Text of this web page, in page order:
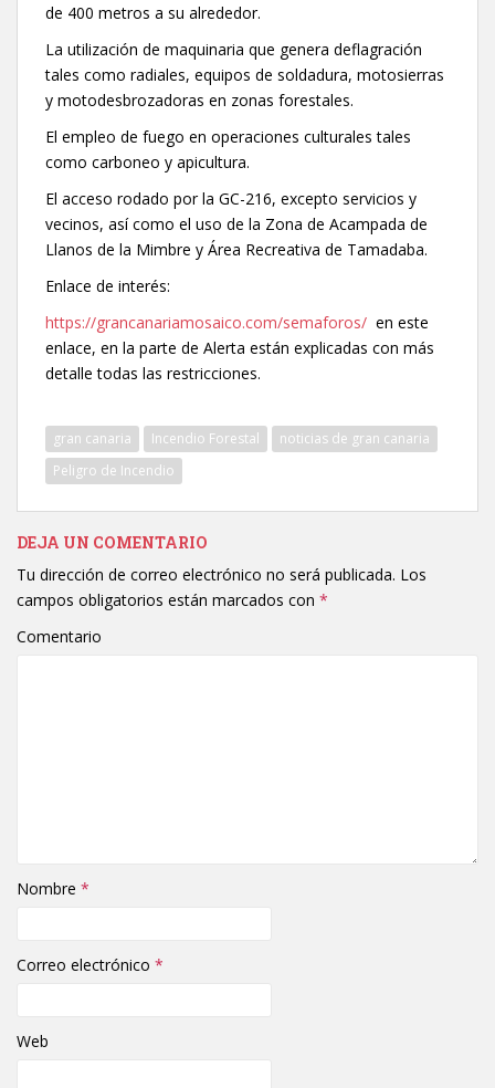
de 400 metros a su alrededor.
La utilización de maquinaria que genera deflagración
tales como radiales, equipos de soldadura, motosierras
y motodesbrozadoras en zonas forestales.
El empleo de fuego en operaciones culturales tales
como carboneo y apicultura.
El acceso rodado por la GC-216, excepto servicios y
vecinos, así como el uso de la Zona de Acampada de
Llanos de la Mimbre y Área Recreativa de Tamadaba.
Enlace de interés:
https://grancanariamosaico.com/semaforos/ en este
enlace, en la parte de Alerta están explicadas con más
detalle todas las restricciones.
gran canaria Incendio Forestal
noticias de gran canaria
Peligro de Incendio
DEJA UN COMENTARIO
Tu dirección de correo electrónico no será publicada. Los
campos obligatorios están marcados con *
Comentario
Nombre *
Correo electrónico *
Web